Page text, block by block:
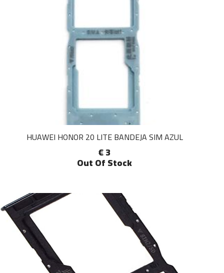
HUAWEI HONOR 20 LITE BANDEJA SIM AZUL
€ 3
Out Of Stock